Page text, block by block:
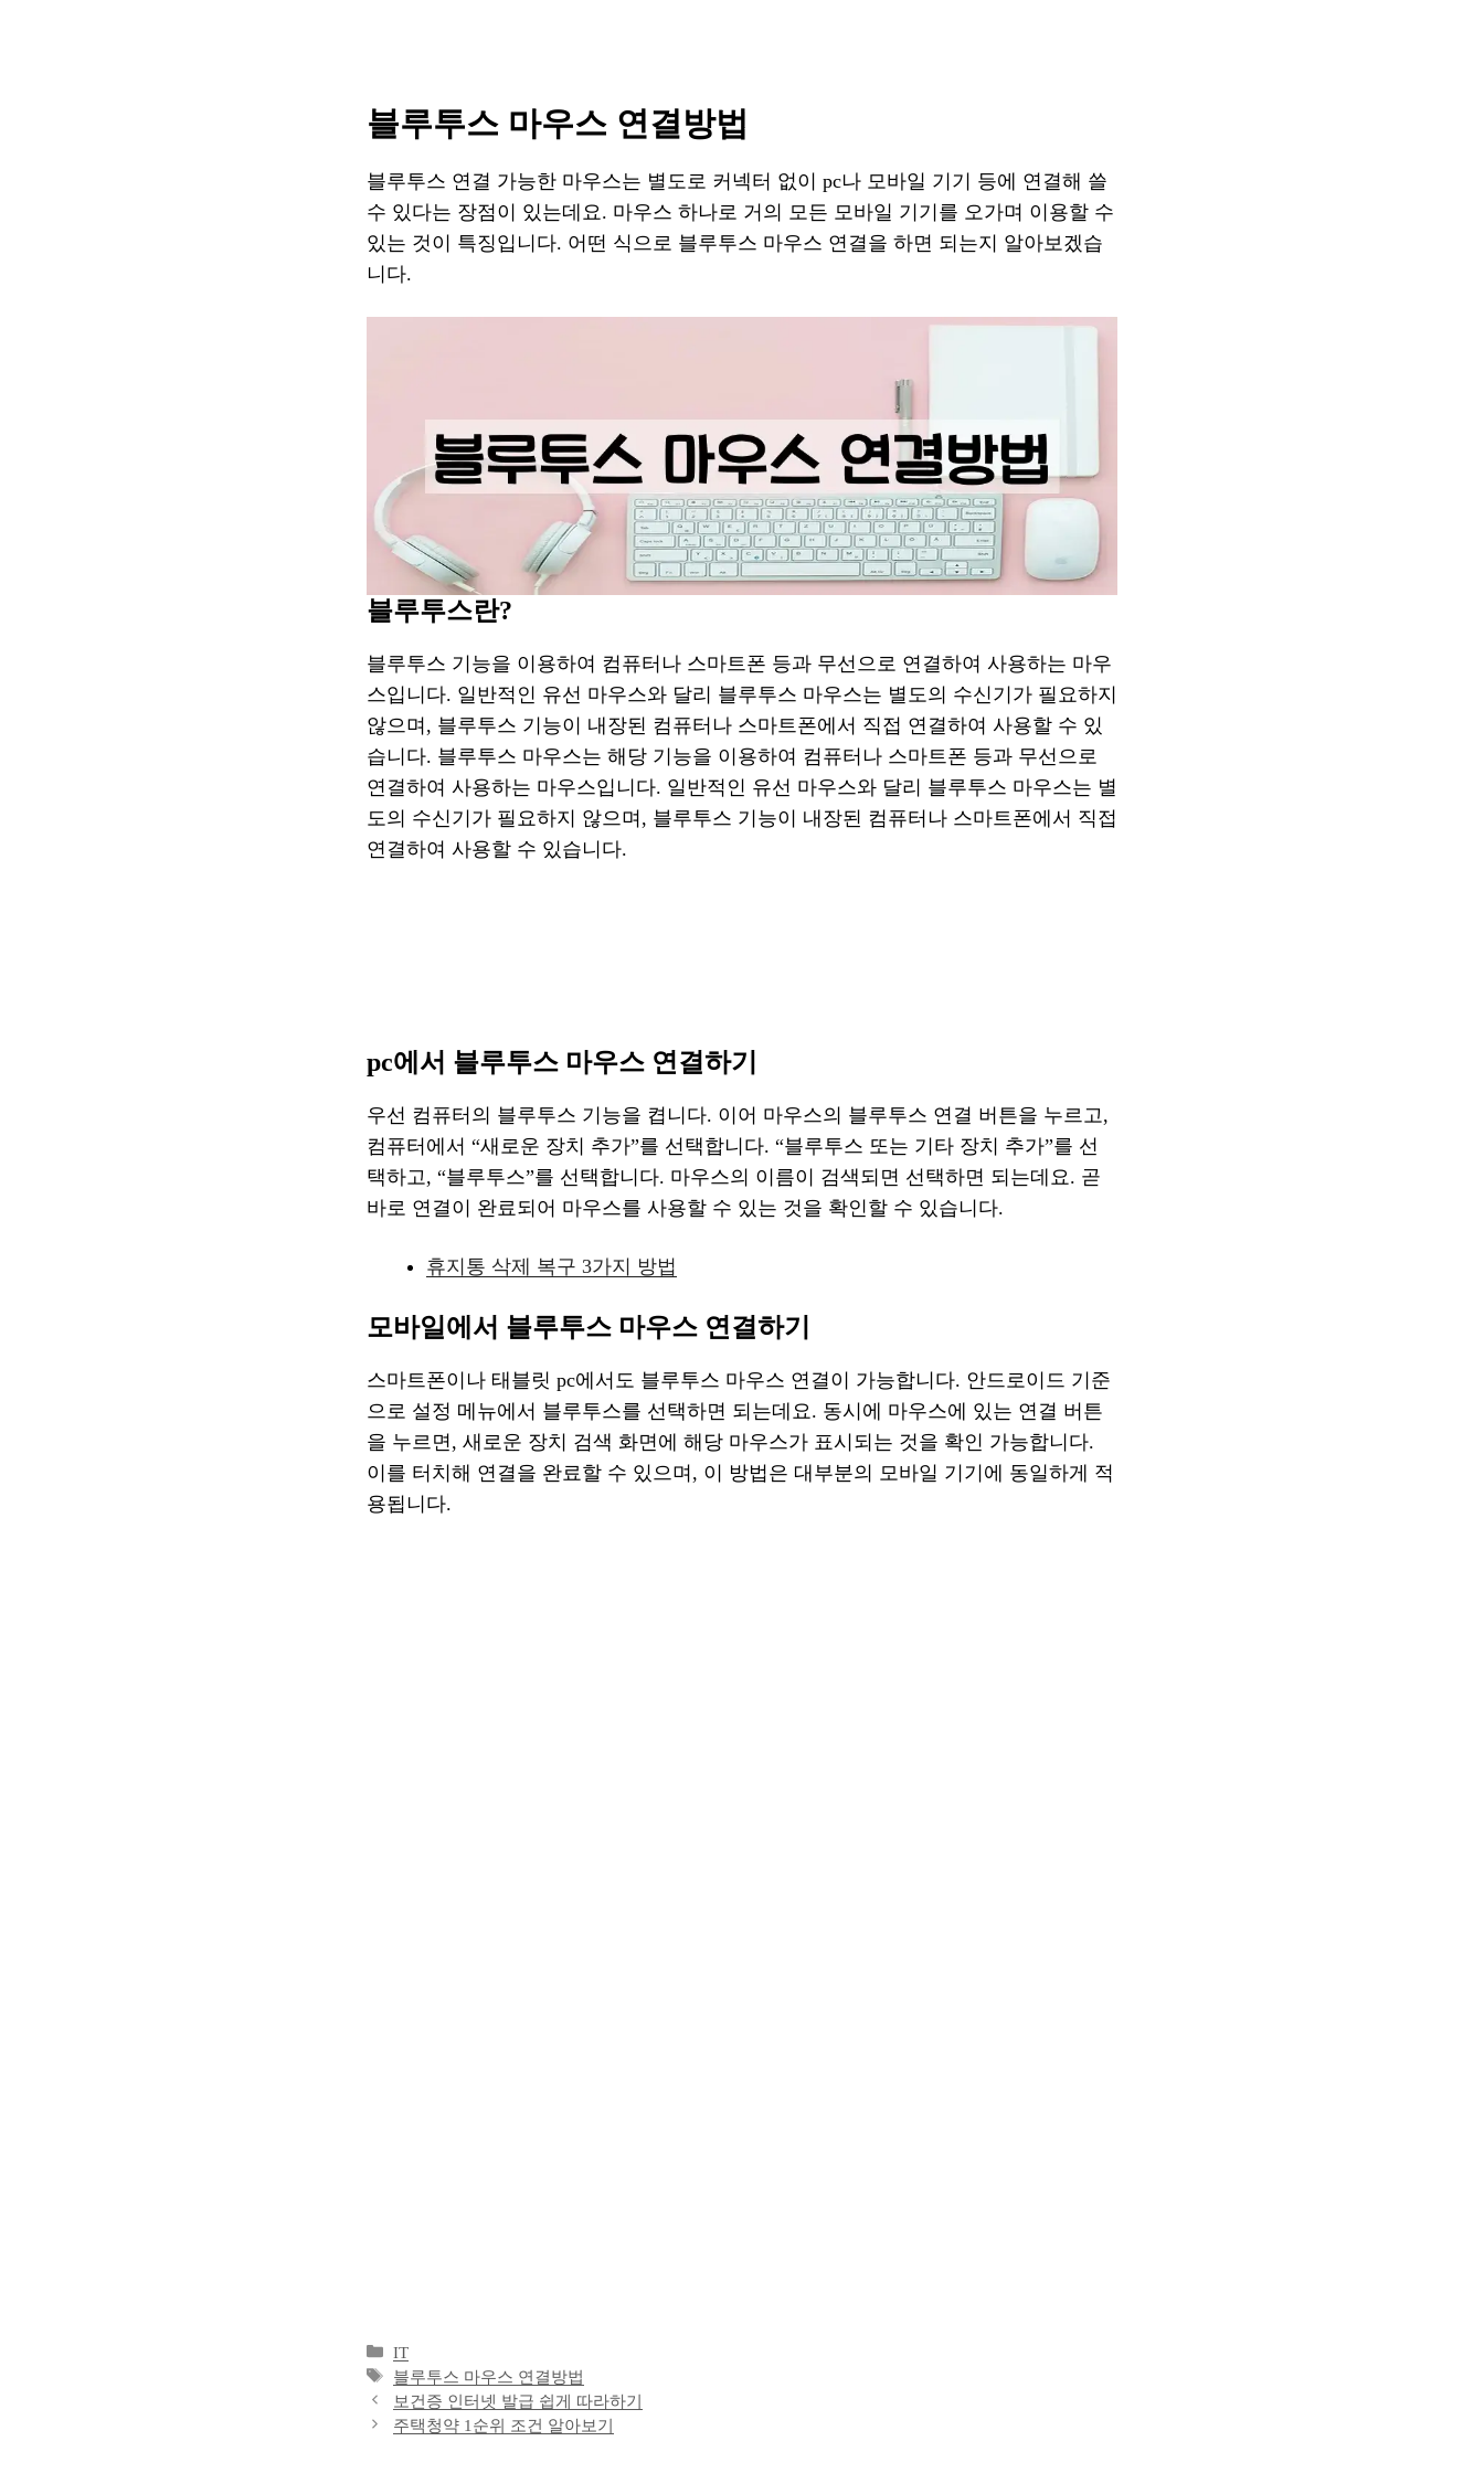
블루투스 마우스 연결방법
블루투스 연결 가능한 마우스는 별도로 커넥터 없이 pc나 모바일 기기 등에 연결해 쓸
수 있다는 장점이 있는데요. 마우스 하나로 거의 모든 모바일 기기를 오가며 이용할 수
있는 것이 특징입니다. 어떤 식으로 블루투스 마우스 연결을 하면 되는지 알아보겠습
니다.
블루투스란?
블루투스 기능을 이용하여 컴퓨터나 스마트폰 등과 무선으로 연결하여 사용하는 마우
스입니다. 일반적인 유선 마우스와 달리 블루투스 마우스는 별도의 수신기가 필요하지
않으며, 블루투스 기능이 내장된 컴퓨터나 스마트폰에서 직접 연결하여 사용할 수 있
습니다. 블루투스 마우스는 해당 기능을 이용하여 컴퓨터나 스마트폰 등과 무선으로
연결하여 사용하는 마우스입니다. 일반적인 유선 마우스와 달리 블루투스 마우스는 별
도의 수신기가 필요하지 않으며, 블루투스 기능이 내장된 컴퓨터나 스마트폰에서 직접
연결하여 사용할 수 있습니다.
pc에서 블루투스 마우스 연결하기
우선 컴퓨터의 블루투스 기능을 켭니다. 이어 마우스의 블루투스 연결 버튼을 누르고,
컴퓨터에서 “새로운 장치 추가”를 선택합니다. “블루투스 또는 기타 장치 추가”를 선
택하고, “블루투스”를 선택합니다. 마우스의 이름이 검색되면 선택하면 되는데요. 곧
바로 연결이 완료되어 마우스를 사용할 수 있는 것을 확인할 수 있습니다.
휴지통 삭제 복구 3가지 방법
모바일에서 블루투스 마우스 연결하기
스마트폰이나 태블릿 pc에서도 블루투스 마우스 연결이 가능합니다. 안드로이드 기준
으로 설정 메뉴에서 블루투스를 선택하면 되는데요. 동시에 마우스에 있는 연결 버튼
을 누르면, 새로운 장치 검색 화면에 해당 마우스가 표시되는 것을 확인 가능합니다.
이를 터치해 연결을 완료할 수 있으며, 이 방법은 대부분의 모바일 기기에 동일하게 적
용됩니다.
카
테
고
리
IT
태
그
블루투스 마우스 연결방법
보건증 인터넷 발급 쉽게 따라하기
주택청약 1순위 조건 알아보기